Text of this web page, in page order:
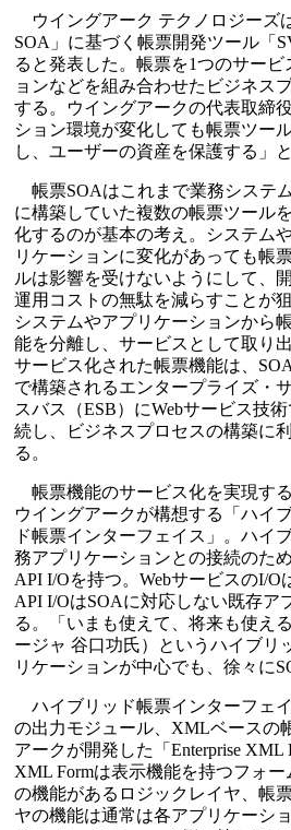
ウイングアーク テクノロジーズ
SOA」に基づく帳票開発ツール「
ると発表した。帳票を1つのサー
ョンなどを組み合わせたビジネス
する。ウイングアークの代表取締
ション環境が変化しても帳票ツー
し、ユーザーの資産を保護する」
帳票SOAはこれまで業務システ
に構築していた複数の帳票ツール
化するのが基本の考え。システム
リケーションに変化があっても帳
ルは影響を受けないようにして、
運用コストの無駄を減らすことが狙
システムやアプリケーションから
能を分離し、サービスとして取り出
サービス化された帳票機能は、
で構築されるエンタープライズ・
スバス（ESB）にWebサービス技
続し、ビジネスプロセスの構築に
る。
帳票機能のサービス化を実現す
ウイングアークが構想する「ハイ
ド帳票インターフェイス」。ハイ
務アプリケーションとの接続のた
API I/Oを持つ。WebサービスのI/O
API I/OはSOAに対応しない既存ア
る。「いまも使えて、将来も使え
ージャ 谷口功氏）というハイブリ
リケーションが中心でも、徐々に
ハイブリッド帳票インターフェ
の出力モジュール、XMLベースの
アークが開発した「Enterprise XML
XML Formは表示機能を持つフォ
の機能があるロジックレイヤ、帳
ヤの機能は通常は各アプリケーシ